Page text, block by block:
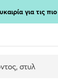
για τις